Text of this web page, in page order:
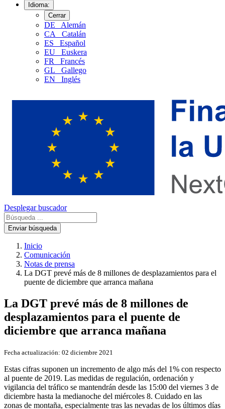
Idioma:
Cerrar
DE
Alemán
CA
Catalán
ES
Español
EU
Euskera
FR
Francés
GL
Gallego
EN
Inglés
Desplegar buscador
Enviar búsqueda
Inicio
Comunicación
Notas de prensa
La DGT prevé más de 8 millones de desplazamientos para el
puente de diciembre que arranca mañana
La DGT prevé más de 8 millones de
desplazamientos para el puente de
diciembre que arranca mañana
Fecha actualización: 02 diciembre 2021
Estas cifras suponen un incremento de algo más del 1% con respecto
al puente de 2019. Las medidas de regulación, ordenación y
vigilancia del tráfico se mantendrán desde las 15:00 del viernes 3 de
diciembre hasta la medianoche del miércoles 8. Cuidado en las
zonas de montaña, especialmente tras las nevadas de los últimos días